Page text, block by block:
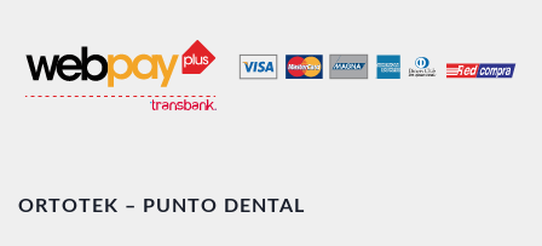
ORTOTEK – PUNTO DENTAL